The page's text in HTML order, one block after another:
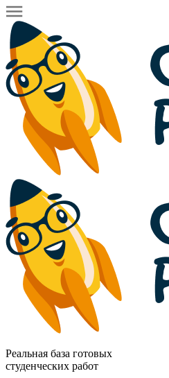
Реальная база готовых
студенческих работ